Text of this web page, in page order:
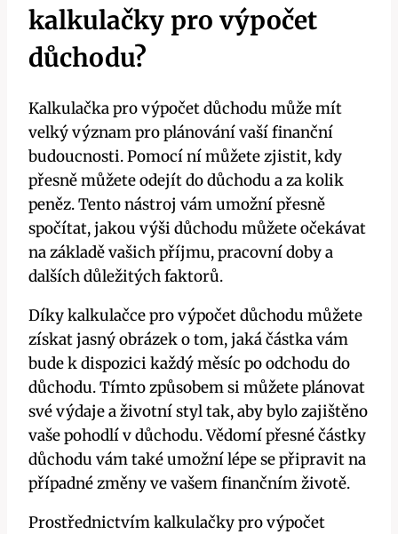
kalkulačky pro výpočet
důchodu?
Kalkulačka pro výpočet důchodu může mít
velký význam pro plánování vaší finanční
budoucnosti. Pomocí ní můžete zjistit, kdy
přesně můžete odejít do důchodu a za kolik
peněz. Tento nástroj vám umožní přesně
spočítat, jakou výši důchodu můžete očekávat
na základě vašich příjmu, pracovní doby a
dalších důležitých faktorů.
Díky kalkulačce pro výpočet důchodu můžete
získat jasný obrázek o tom, jaká částka vám
bude k dispozici každý měsíc po odchodu do
důchodu. Tímto způsobem si můžete plánovat
své výdaje a životní styl tak, aby bylo zajištěno
vaše pohodlí v důchodu. Vědomí přesné částky
důchodu vám také umožní lépe se připravit na
případné změny ve vašem finančním životě.
Prostřednictvím kalkulačky pro výpočet